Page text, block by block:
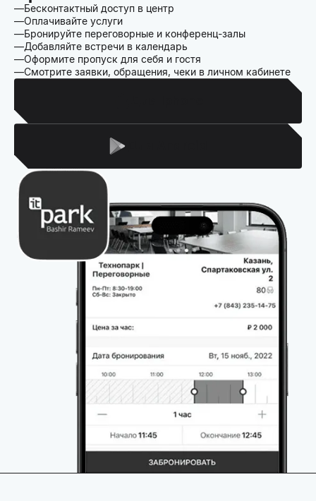
Бесконтактный доступ в центр
Оплачивайте услуги
Бронируйте переговорные и конференц-залы
Добавляйте встречи в календарь
Оформите пропуск для себя и гостя
Смотрите заявки, обращения, чеки в личном кабинете